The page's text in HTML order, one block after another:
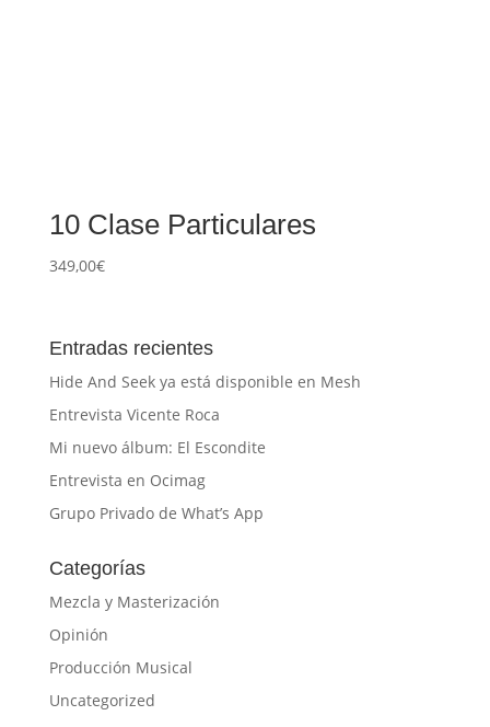
10 Clase Particulares
349,00€
Entradas recientes
Hide And Seek ya está disponible en Mesh
Entrevista Vicente Roca
Mi nuevo álbum: El Escondite
Entrevista en Ocimag
Grupo Privado de What’s App
Categorías
Mezcla y Masterización
Opinión
Producción Musical
Uncategorized